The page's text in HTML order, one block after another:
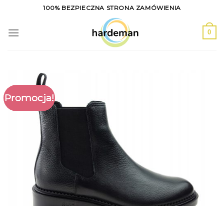
content
100% BEZPIECZNA STRONA ZAMÓWIENIA
0
Promocja!